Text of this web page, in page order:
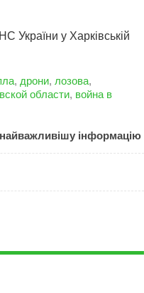
України у Харківській
, дрони, лозова,
области, война в
інформацію